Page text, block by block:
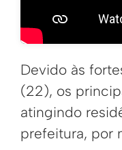
Devido às
(22), os
atingindo
prefeitura, por